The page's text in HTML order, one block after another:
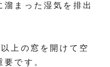
まった湿気を排出
上の窓を開けて空
です。